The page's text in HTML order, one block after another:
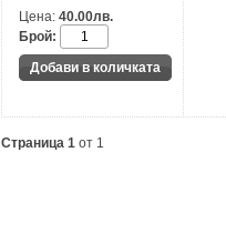
Цена: 40.00лв.
Брой:
Страница 1 от 1